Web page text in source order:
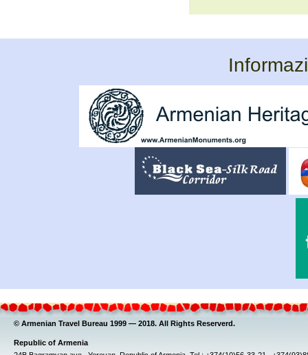
© Armenian Travel Bureau 1999 — 2018. All Rights Reserverd.
Republic of Armenia